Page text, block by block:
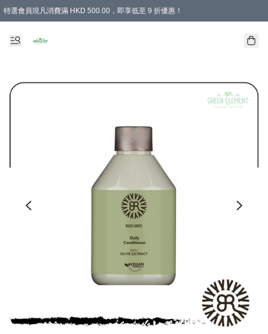
特選會員現凡消費滿 HKD 500.00，即享低至 9 折優惠！